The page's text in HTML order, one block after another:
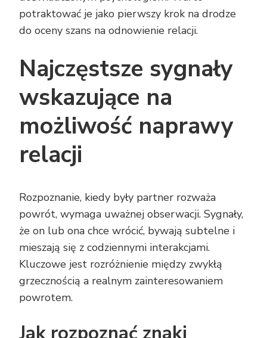
potraktować je jako pierwszy krok na drodze
do oceny szans na odnowienie relacji.
Najczęstsze sygnały
wskazujące na
możliwość naprawy
relacji
Rozpoznanie, kiedy były partner rozważa
powrót, wymaga uważnej obserwacji. Sygnały,
że on lub ona chce wrócić, bywają subtelne i
mieszają się z codziennymi interakcjami.
Kluczowe jest rozróżnienie między zwykłą
grzecznością a realnym zainteresowaniem
powrotem.